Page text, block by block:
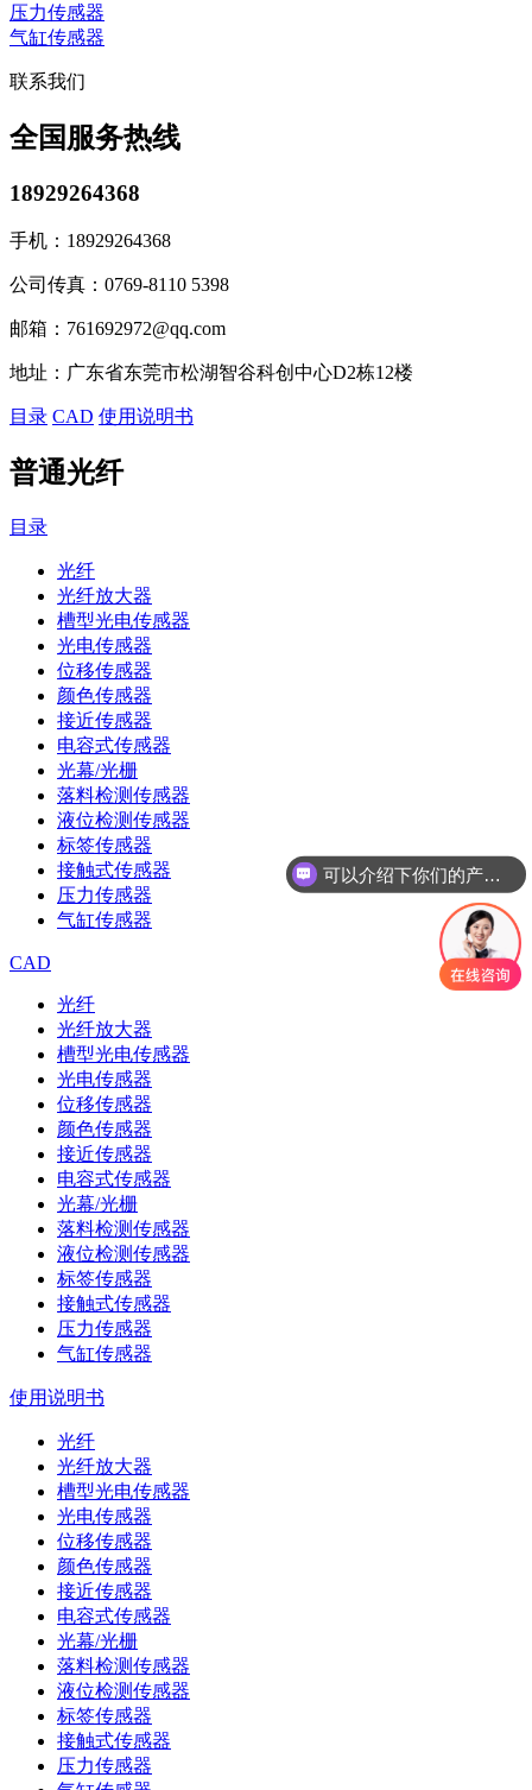
压力传感器
气缸传感器
联系我们
全国服务热线
18929264368
手机： 18929264368
公司传真： 0769-8110 5398
邮箱： 761692972@qq.com
地址： 广东省东莞市松湖智谷科创中心D2栋12楼
目录 CAD 使用说明书
普通光纤
目录
光纤
光纤放大器
槽型光电传感器
光电传感器
位移传感器
颜色传感器
接近传感器
电容式传感器
光幕/光栅
落料检测传感器
液位检测传感器
标签传感器
接触式传感器
压力传感器
气缸传感器
CAD
光纤
光纤放大器
槽型光电传感器
光电传感器
位移传感器
颜色传感器
接近传感器
电容式传感器
光幕/光栅
落料检测传感器
液位检测传感器
标签传感器
接触式传感器
压力传感器
气缸传感器
使用说明书
光纤
光纤放大器
槽型光电传感器
光电传感器
位移传感器
颜色传感器
接近传感器
电容式传感器
光幕/光栅
落料检测传感器
液位检测传感器
标签传感器
接触式传感器
压力传感器
可以介绍下你们的产品么